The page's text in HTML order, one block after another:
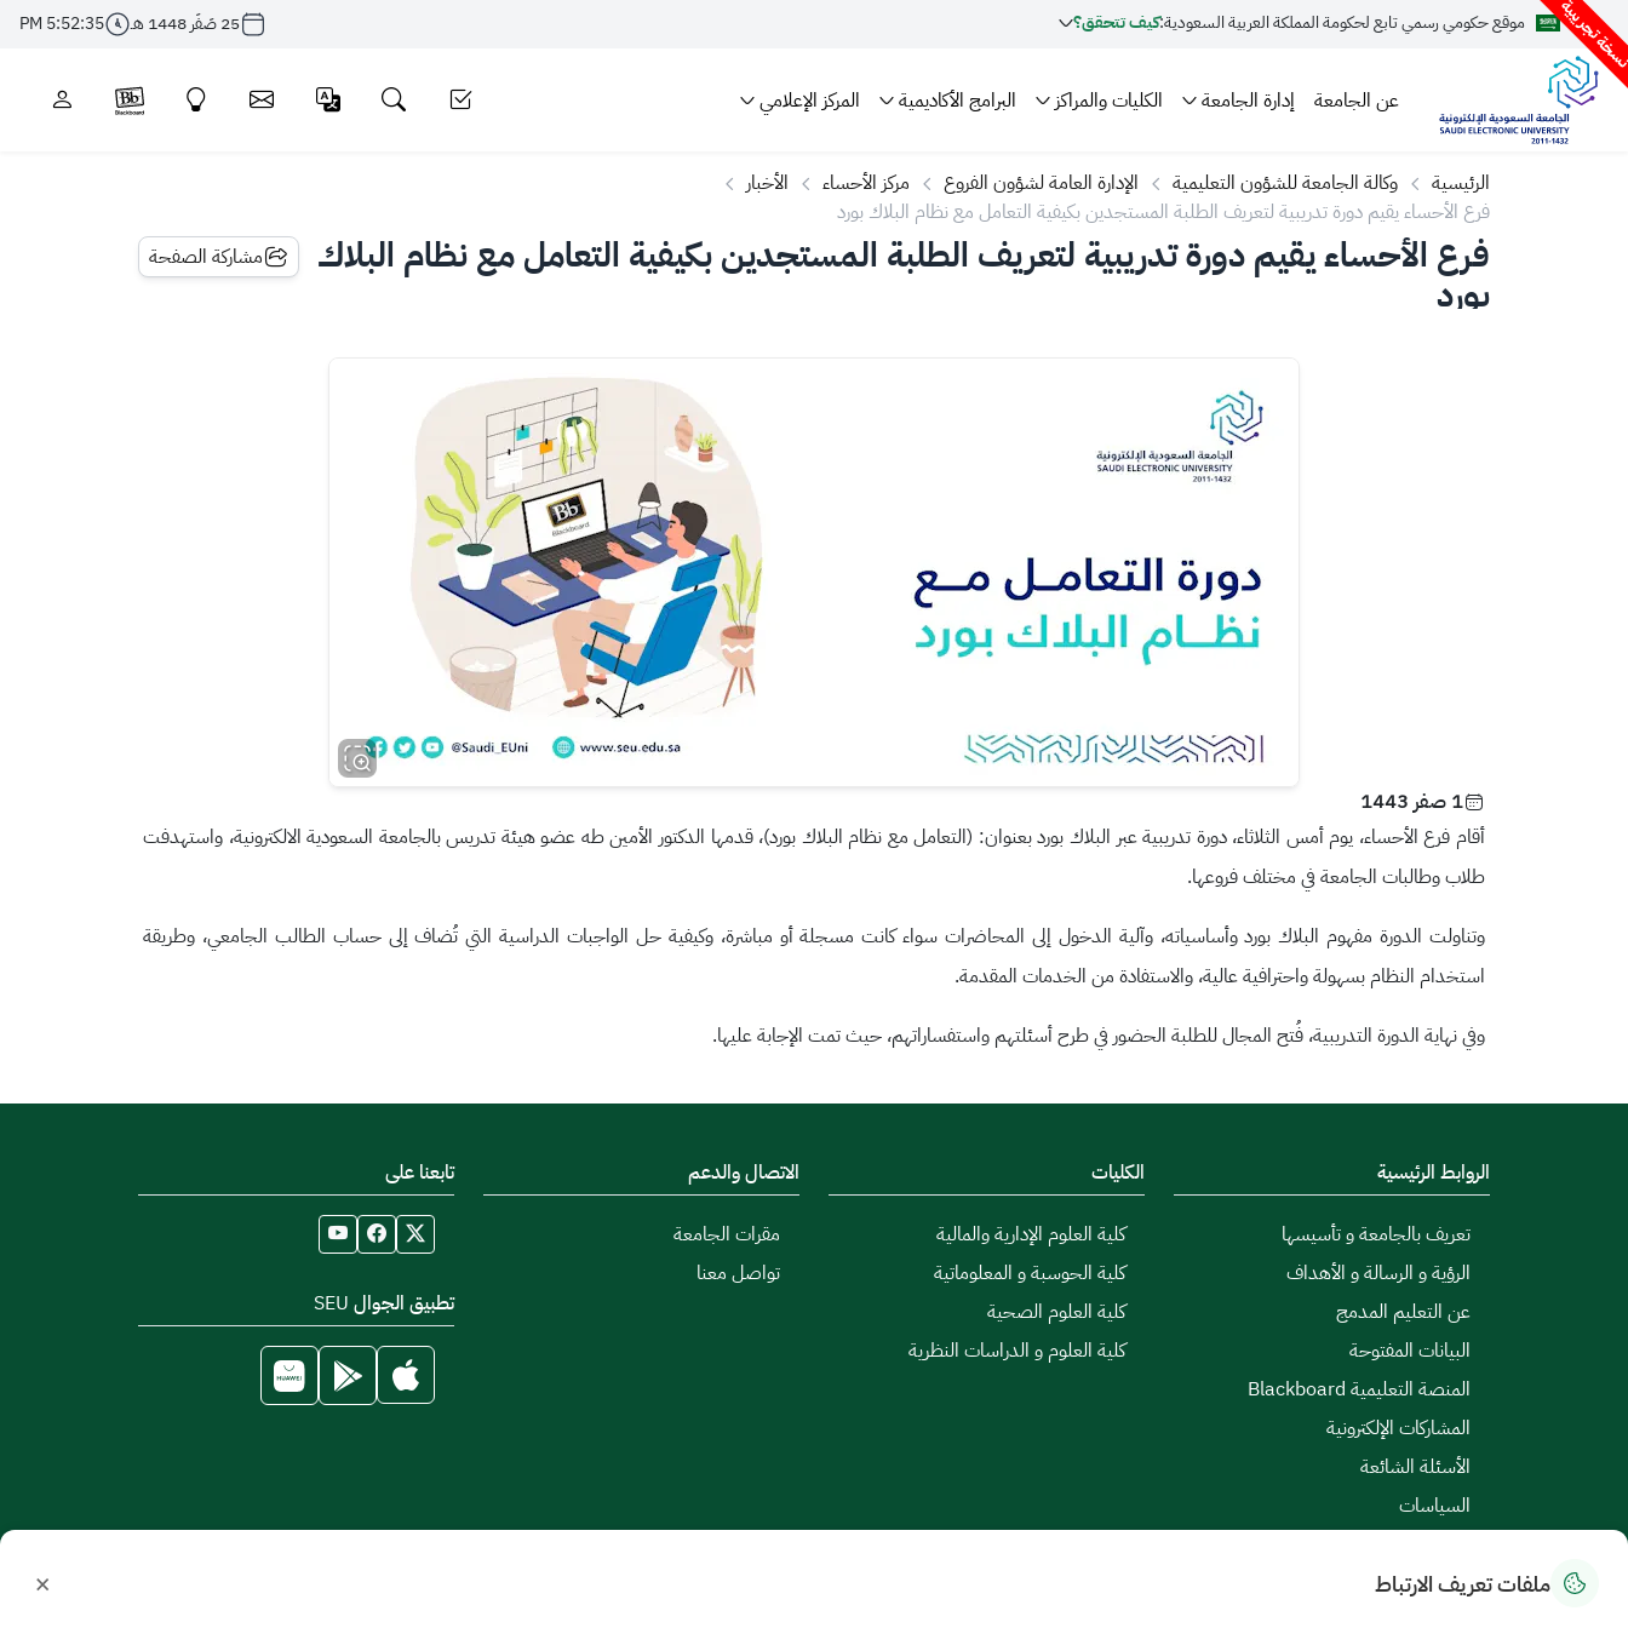
تجريبية موقع حكومي رسمي تابع لحكومة المملكة العربية السعودية:كيف تتحقق؟ 25 صَفَر 1448 هـ 5:52:35 PM
عن الجامعة إدارة الجامعة الكليات والمراكز البرامج الأكاديمية المركز الإعلامي
الرئيسية وكالة الجامعة للشؤون التعليمية الإدارة العامة لشؤون الفروع مركز الأحساء
الأخبار
فرع الأحساء يقيم دورة تدريبية لتعريف الطلبة المستجدين بكيفية التعامل مع نظام البلاك بورد
فرع الأحساء يقيم دورة تدريبية لتعريف الطلبة المستجدين بكيفية التعامل مع نظام البلاك
بورد
مشاركة الصفحة
1 صفر 1443
أقام فرع الأحساء، يوم أمس الثلاثاء، دورة تدريبية عبر البلاك بورد بعنوان: (التعامل مع نظام البلاك بورد)، قدمها الدكتور الأمين طه عضو هيئة تدريس بالجامعة السعودية الالكترونية، واستهدفت
طلاب وطالبات الجامعة في مختلف فروعها.
وتناولت الدورة مفهوم البلاك بورد وأساسياته، وآلية الدخول إلى المحاضرات سواء كانت مسجلة أو مباشرة، وكيفية حل الواجبات الدراسية التي تُضاف إلى حساب الطالب الجامعي، وطريقة
استخدام النظام بسهولة واحترافية عالية، والاستفادة من الخدمات المقدمة.
وفي نهاية الدورة التدريبية، فُتح المجال للطلبة الحضور في طرح أسئلتهم واستفساراتهم، حيث تمت الإجابة عليها.
الروابط الرئيسية
تعريف بالجامعة و تأسيسها
الرؤية و الرسالة و الأهداف
عن التعليم المدمج
البيانات المفتوحة
المنصة التعليمية Blackboard
المشاركات الإلكترونية
الأسئلة الشائعة
السياسات
الكليات
كلية العلوم الإدارية والمالية
كلية الحوسبة و المعلوماتية
كلية العلوم الصحية
كلية العلوم و الدراسات النظرية
الاتصال والدعم
مقرات الجامعة
تواصل معنا
تابعنا على
تطبيق الجوال SEU
ملفات تعريف الارتباط ×